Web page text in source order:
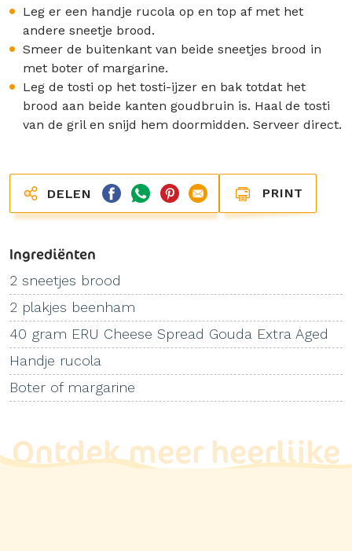
Leg er een handje rucola op en top af met het
andere sneetje brood.
Smeer de buitenkant van beide sneetjes brood in
met boter of margarine.
Leg de tosti op het tosti-ijzer en bak totdat het
brood aan beide kanten goudbruin is. Haal de tosti
van de gril en snijd hem doormidden. Serveer direct.
DELEN PRINT
Ingrediënten
2 sneetjes brood
2 plakjes beenham
40 gram ERU Cheese Spread Gouda Extra Aged
Handje rucola
Boter of margarine
Ontdek meer heerlijke
recepten